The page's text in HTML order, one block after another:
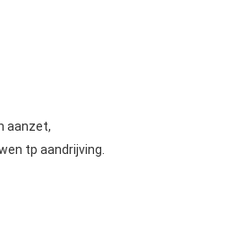
aanzet,
tp aandrijving.